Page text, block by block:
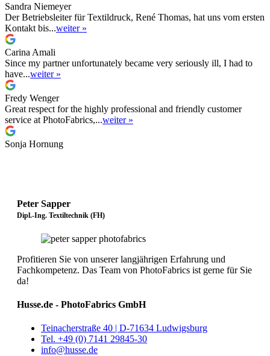
Sandra Niemeyer
Der Betriebsleiter für Textildruck, René Thomas, hat uns vom ersten
Kontakt bis...weiter »
Carina Amali
Since my partner unfortunately became very seriously ill, I had to
have...weiter »
Fredy Wenger
Great respect for the highly professional and friendly customer
service at PhotoFabrics,...weiter »
Sonja Hornung
Peter Sapper
Dipl.-Ing. Textiltechnik (FH)
Profitieren Sie von unserer langjährigen Erfahrung und
Fachkompetenz. Das Team von PhotoFabrics ist gerne für Sie
da!
Husse.de - PhotoFabrics GmbH
Teinacherstraße 40 | D-71634 Ludwigsburg
Tel. +49 (0) 7141 29845-30
info@husse.de